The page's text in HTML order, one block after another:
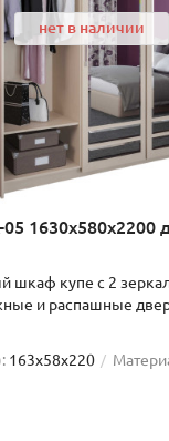
нет в наличии
1630x580x2200
шкаф купе с 2
и распашные
163x58x220